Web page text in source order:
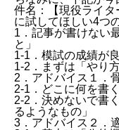
件名：【現役ライ
に試してほしい4つ
1．記事が書けない
と」
1-1．模試の成績が
1-2．まずは「やり
2．アドバイス１．
2-1．どこに何を書
2-2．決めないで書
るようなもの」
3．アドバイス２．